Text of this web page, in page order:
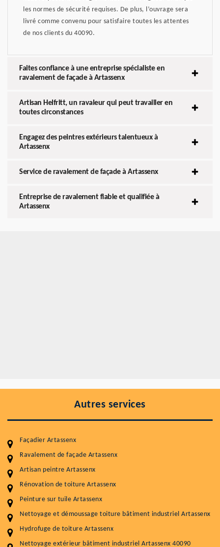
les normes de sécurité requises. De plus, l’ouvrage sera
livré comme convenu pour satisfaire toutes les attentes
de nos clients du 40090.
Faites confiance à une entreprise spécialiste en
ravalement de façade à Artassenx
Artisan Helfritt, un ravaleur qui peut travailler en
toutes circonstances
Engagez des peintres extérieurs talentueux à
Artassenx
Service de ravalement de façade à Artassenx
Entreprise de ravalement fiable et qualifiée à
Artassenx
Autres services
Façadier Artassenx
Ravalement de façade Artassenx
Artisan peintre Artassenx
Rénovation de toiture Artassenx
Peinture sur tuile Artassenx
Nettoyage et démoussage toiture bâtiment industriel Artassenx
Hydrofuge de toiture Artassenx
Nettoyage extérieur bâtiment industriel Artassenx 40090
Entretenir votre toiture, c'est préserver sa
durabilité
Plus de 15 ans d'expérience en couverture et facade
Service